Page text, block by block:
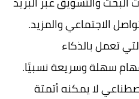
الاجتماعي والمزيد.
تعمل بالذكاء
سهلة وسريعة نسبيًا.
لا يمكنه أتمتة